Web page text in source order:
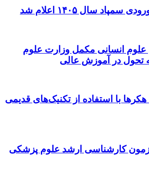
سال ۱۴۰۵ اعلام شد
انسانی مکمل وزارت علوم
تحول در آموزش عالی
با استفاده از تکنیک‌های قدیمی
آزمون کارشناسی ارشد علوم پزشکی